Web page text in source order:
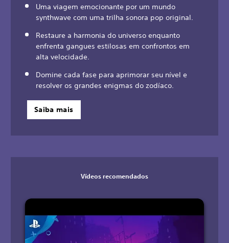
Uma viagem emocionante por um mundo
synthwave com uma trilha sonora pop original.
Restaure a harmonia do universo enquanto
enfrenta gangues estilosas em confrontos em
alta velocidade.
Domine cada fase para aprimorar seu nível e
resolver os grandes enigmas do zodíaco.
Saiba mais
Vídeos recomendados